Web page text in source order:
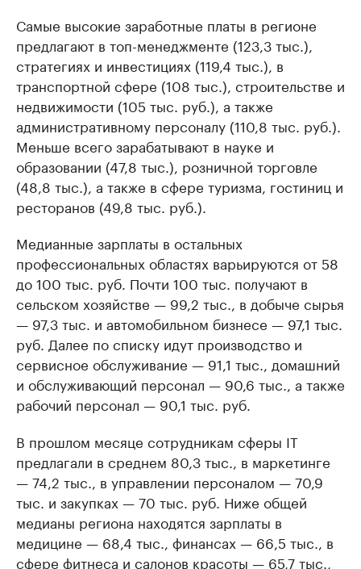
Самые высокие заработные платы в регионе
предлагают в топ-менеджменте (123,3 тыс.),
стратегиях и инвестициях (119,4 тыс.), в
транспортной сфере (108 тыс.), строительстве и
недвижимости (105 тыс. руб.), а также
административному персоналу (110,8 тыс. руб.).
Меньше всего зарабатывают в науке и
образовании (47,8 тыс.), розничной торговле
(48,8 тыс.), а также в сфере туризма, гостиниц и
ресторанов (49,8 тыс. руб.).
Медианные зарплаты в остальных
профессиональных областях варьируются от 58
до 100 тыс. руб. Почти 100 тыс. получают в
сельском хозяйстве — 99,2 тыс., в добыче сырья
— 97,3 тыс. и автомобильном бизнесе — 97,1 тыс.
руб. Далее по списку идут производство и
сервисное обслуживание — 91,1 тыс., домашний
и обслуживающий персонал — 90,6 тыс., а также
рабочий персонал — 90,1 тыс. руб.
В прошлом месяце сотрудникам сферы IT
предлагали в среднем 80,3 тыс., в маркетинге
— 74,2 тыс., в управлении персоналом — 70,9
тыс. и закупках — 70 тыс. руб. Ниже общей
медианы региона находятся зарплаты в
медицине — 68,4 тыс., финансах — 66,5 тыс., в
сфере фитнеса и салонов красоты — 65,7 тыс.,